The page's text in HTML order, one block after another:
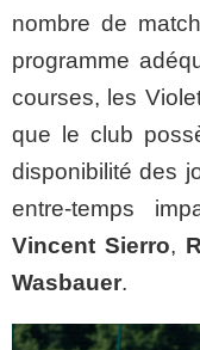
nombre de
programme
courses, les
que le club
disponibilité des
entre-temps
Vincent Sierro,
Wasbauer.